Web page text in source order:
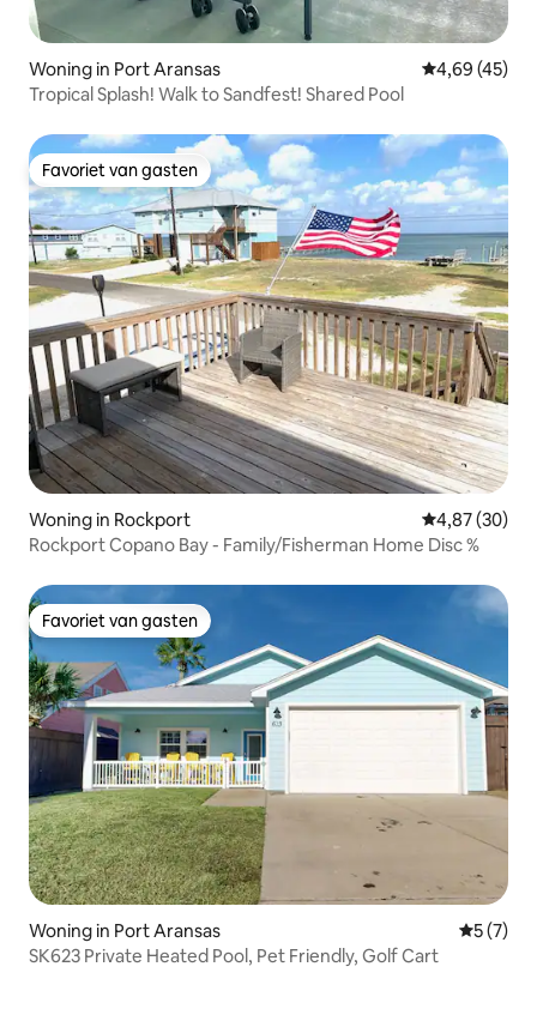
Woning in Port Aransas Gemiddelde
4,69 (45)
Tropical Splash! Walk to Sandfest! Shared Pool
Favoriet van gasten
Favoriet van gasten
Woning in Rockport Gemiddelde
4,87 (30)
Rockport Copano Bay - Family/Fisherman Home Disc %
Favoriet van gasten
Favoriet van gasten
Woning in Port Aransas
5 (7)
SK623 Private Heated Pool, Pet Friendly, Golf Cart